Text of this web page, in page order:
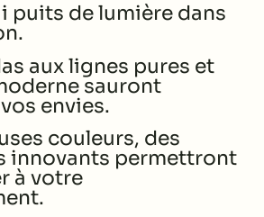
puits de lumière dans
aux lignes pures et
sauront
envies.
couleurs, des
innovants permettront
à votre